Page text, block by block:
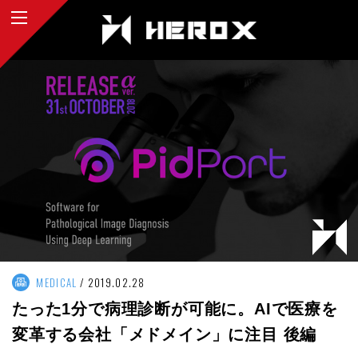
MEDICAL 2019.02.28
たった1分で病理診断が可能に。AIで医療を
変革する会社「メドメイン」に注目 後編